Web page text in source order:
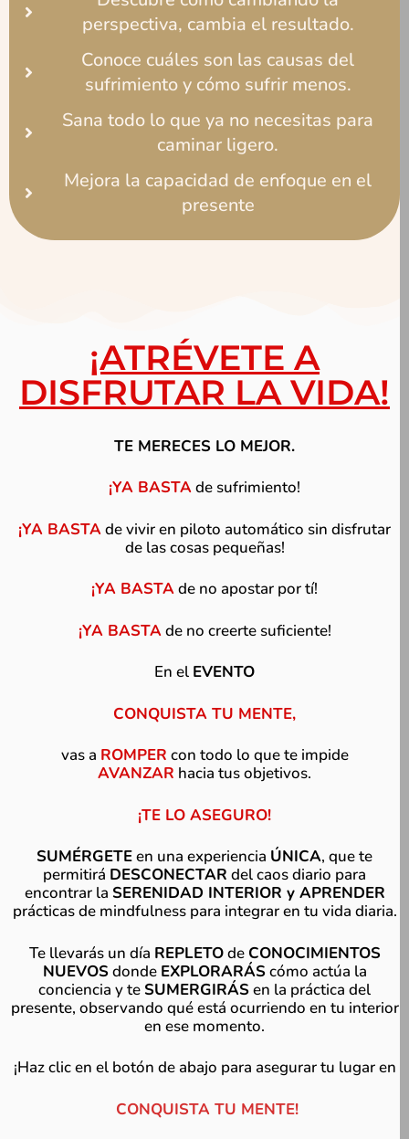
perspectiva, cambia el resultado.
Conoce cuáles son las causas del
sufrimiento y cómo sufrir menos.
Sana todo lo que ya no necesitas para
caminar ligero.
Mejora la capacidad de enfoque en el
presente
¡ATRÉVETE A
DISFRUTAR LA VIDA!
TE MERECES LO MEJOR.
¡YA BASTAde sufrimiento!
¡YA BASTAde vivir en piloto automático sin disfrutar
de las cosas pequeñas!
¡YA BASTAde no apostar por tí!
¡YA BASTAde no creerte suficiente!
En el EVENTO
CONQUISTA TU MENTE,
vas a ROMPER con todo lo que te impide
AVANZAR hacia tus objetivos.
¡TE LO ASEGURO!
SUMÉRGETEen una experiencia ÚNICA, que te
permitirá DESCONECTAR del caos diario para
encontrar la SERENIDAD INTERIOR y APRENDER
prácticas de mindfulness para integrar en tu vida diaria.
Te llevarás un día REPLETOde CONOCIMIENTOS
NUEVOSdonde EXPLORARÁScómo actúa la
conciencia y te SUMERGIRÁSen la práctica del
presente, observando qué está ocurriendo en tu interior
en ese momento.
¡Haz clic en el botón de abajo para asegurar tu lugar en
CONQUISTA TU MENTE!